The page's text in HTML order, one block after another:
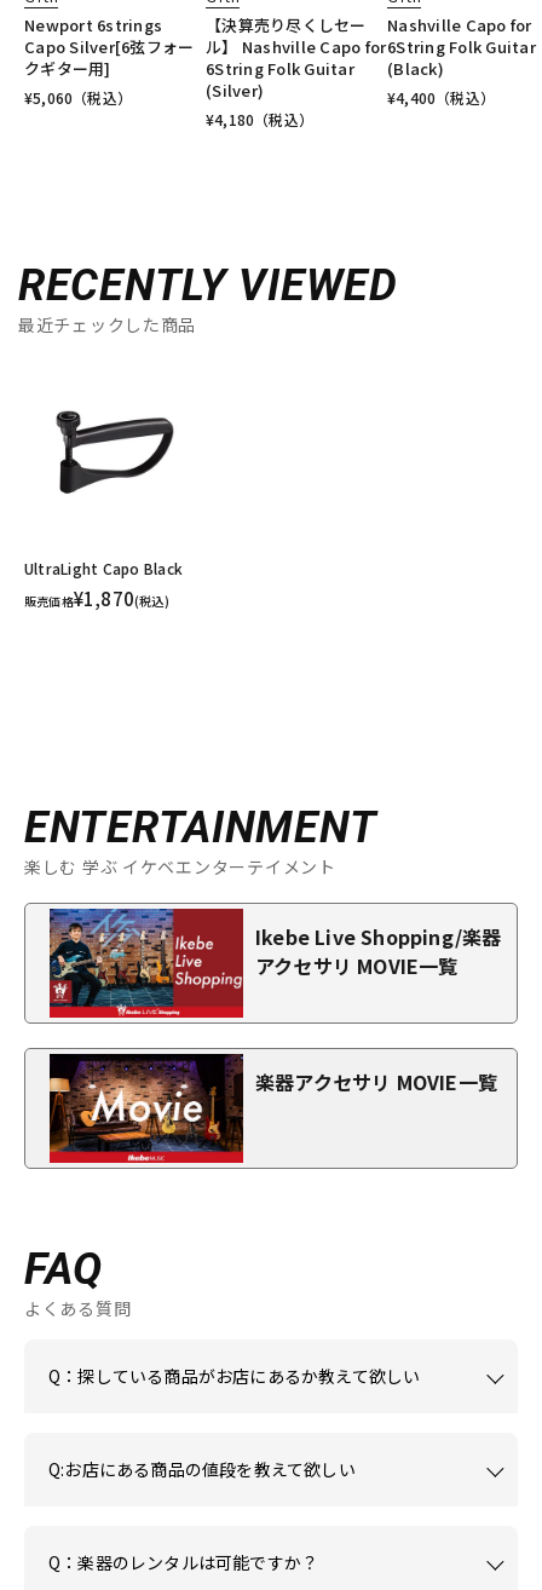
Newport 6strings
Capo Silver[6弦フォー
クギター用]
¥5,060 （税込）
【決算売り尽くしセー
ル】 Nashville Capo for
6String Folk Guitar
(Silver)
¥4,180 （税込）
Nashville Capo for
6String Folk Guitar
(Black)
¥4,400 （税込）
RECENTLY VIEWED
最近チェックした商品
UltraLight Capo Black
販売価格¥1,870(税込)
ENTERTAINMENT
楽しむ 学ぶ イケベエンターテイメント
Ikebe Live Shopping/楽器
アクセサリ MOVIE一覧
楽器アクセサリ MOVIE一覧
FAQ
よくある質問
Q：探している商品がお店にあるか教えて欲しい
Q:お店にある商品の値段を教えて欲しい
Q：楽器のレンタルは可能ですか？